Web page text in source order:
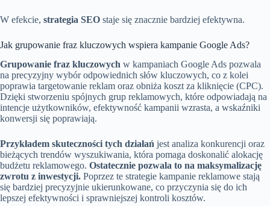
W efekcie, strategia SEO staje się znacznie bardziej efektywna.
Jak grupowanie fraz kluczowych wspiera kampanie Google Ads?
Grupowanie fraz kluczowych w kampaniach Google Ads pozwala
na precyzyjny wybór odpowiednich słów kluczowych, co z kolei
poprawia targetowanie reklam oraz obniża koszt za kliknięcie (CPC).
Dzięki stworzeniu spójnych grup reklamowych, które odpowiadają na
intencje użytkowników, efektywność kampanii wzrasta, a wskaźniki
konwersji się poprawiają.
Przykładem skuteczności tych działań jest analiza konkurencji oraz
bieżących trendów wyszukiwania, która pomaga doskonalić alokację
budżetu reklamowego. Ostatecznie pozwala to na maksymalizację
zwrotu z inwestycji. Poprzez te strategie kampanie reklamowe stają
się bardziej precyzyjnie ukierunkowane, co przyczynia się do ich
lepszej efektywności i sprawniejszej kontroli kosztów.